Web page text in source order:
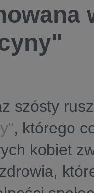
szósty
, którego
kobiet